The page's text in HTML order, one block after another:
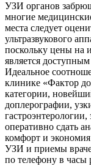
УЗИ органов
многие
места следует
ультразвукового
поскольку цены на
является
Идеальное
клинике «Фактор
категории,
доплерографии,
оперативно сдать
комфорт и
УЗИ и приемы
по телефону в часы